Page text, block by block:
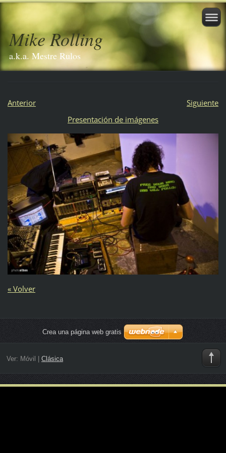
Mike Rolling
a.k.a. Mestre Rulos
Anterior
Siguiente
Presentación de imágenes
« Volver
Crea una página web gratis
Ver: Móvil | Clásica